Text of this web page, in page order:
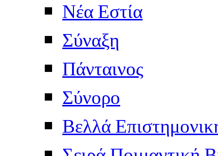
Νέα Εστία
Σύναξη
Πάνταινος
Σύνορο
Βελλά